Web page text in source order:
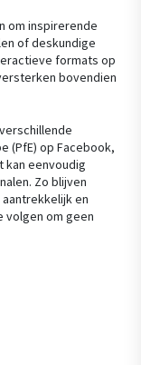
om inspirerende
of deskundige
formats op
bovendien
(PfE) op Facebook,
kan eenvoudig
Zo blijven
en
volgen om geen